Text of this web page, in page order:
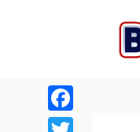
Facebook